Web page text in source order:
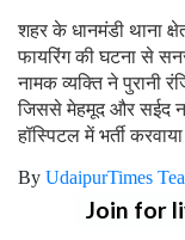
शहर के धानमंडी थाना
फायरिंग की घटना से
नामक व्यक्ति ने पुरानी
जिससे मेहमूद और सईद
हॉस्पिटल में भर्ती
By UdaipurTimes
Join for